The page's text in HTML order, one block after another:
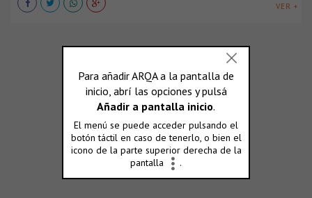
VER +